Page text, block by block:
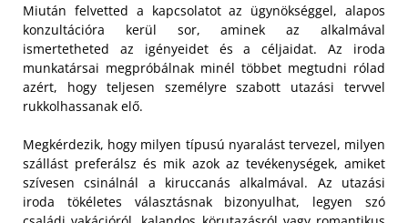
Miután felvetted a kapcsolatot az ügynökséggel, alapos
konzultációra kerül sor, aminek az alkalmával
ismertetheted az igényeidet és a céljaidat. Az iroda
munkatársai megpróbálnak minél többet megtudni rólad
azért, hogy teljesen személyre szabott utazási tervvel
rukkolhassanak elő.
Megkérdezik, hogy milyen típusú nyaralást tervezel, milyen
szállást preferálsz és mik azok az tevékenységek, amiket
szívesen csinálnál a kiruccanás alkalmával. Az utazási
iroda tökéletes választásnak bizonyulhat, legyen szó